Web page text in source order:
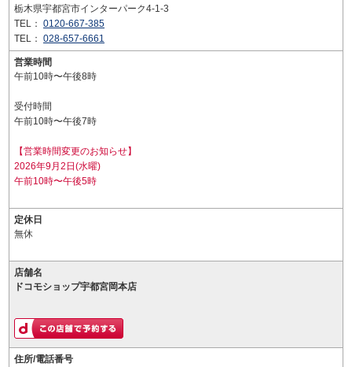
栃木県宇都宮市インターパーク4-1-3
TEL： 0120-667-385
TEL： 028-657-6661
営業時間
午前10時〜午後8時
受付時間
午前10時〜午後7時
【営業時間変更のお知らせ】
2026年9月2日(水曜)
午前10時〜午後5時
定休日
無休
店舗名
ドコモショップ宇都宮岡本店
住所/電話番号